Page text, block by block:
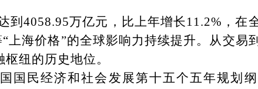
到4058.95万亿元，比上年增长11.2%，在
上海价格”的全球影响力持续提升。从交易
纽的历史地位。
国民经济和社会发展第十五个五年规划